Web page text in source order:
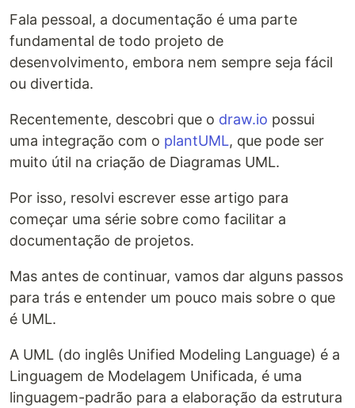
Fala pessoal, a documentação é uma parte
fundamental de todo projeto de
desenvolvimento, embora nem sempre seja fácil
ou divertida.
Recentemente, descobri que o draw.io possui
uma integração com o plantUML, que pode ser
muito útil na criação de Diagramas UML.
Por isso, resolvi escrever esse artigo para
começar uma série sobre como facilitar a
documentação de projetos.
Mas antes de continuar, vamos dar alguns passos
para trás e entender um pouco mais sobre o que
é UML.
A UML (do inglês Unified Modeling Language) é a
Linguagem de Modelagem Unificada, é uma
linguagem-padrão para a elaboração da estrutura